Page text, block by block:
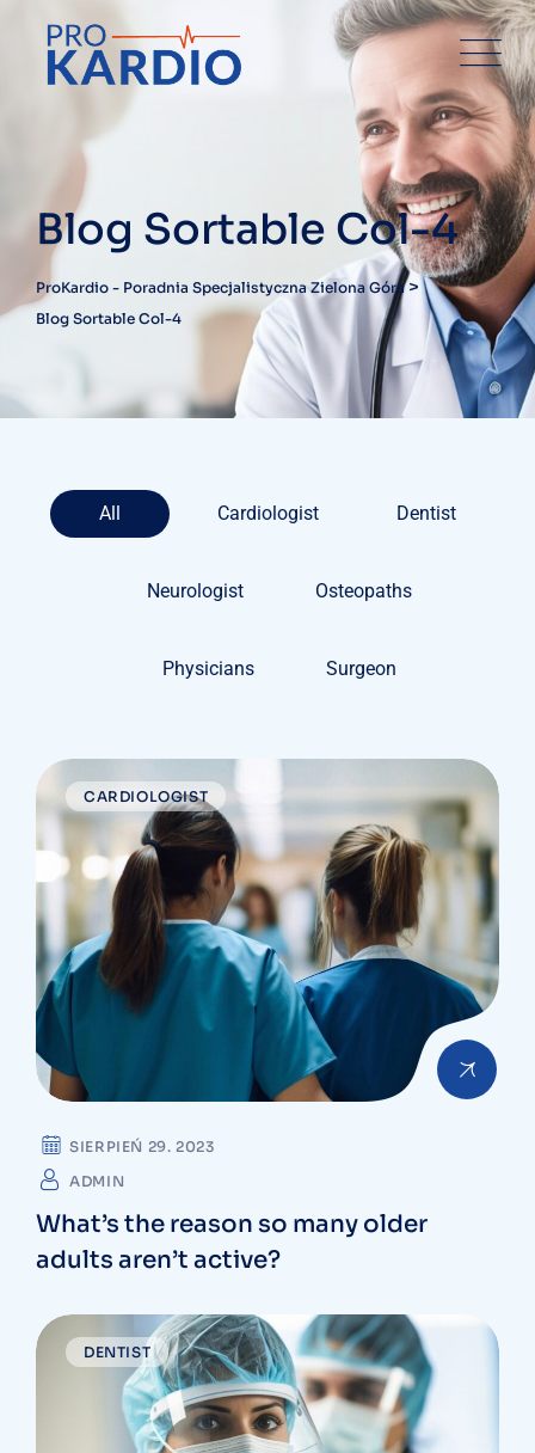
Blog Sortable Col-4
ProKardio - Poradnia Specjalistyczna Zielona Góra>
Blog Sortable Col-4
All Cardiologist Dentist
Neurologist Osteopaths
Physicians Surgeon
CARDIOLOGIST
SIERPIEŃ 29. 2023
ADMIN
What’s the reason so many older
adults aren’t active?
DENTIST